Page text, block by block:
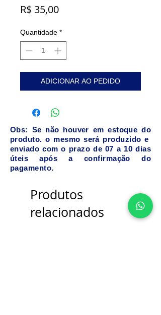
R$ 35,00Preço
Quantidade *
ADICIONAR AO PEDIDO
Obs: Se não houver em estoque do
produto. o mesmo será produzido e
enviado com o prazo de 07 a 10 dias
úteis após a confirmação do
pagamento.
Produtos
relacionados